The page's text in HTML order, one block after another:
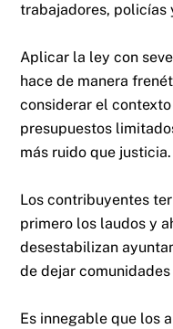
trabajadores, policías
Aplicar la ley con
hace de manera
considerar el
presupuestos
más ruido que justicia.
Los contribuyentes
primero los laudos y
desestabilizan
de dejar
Es innegable que los